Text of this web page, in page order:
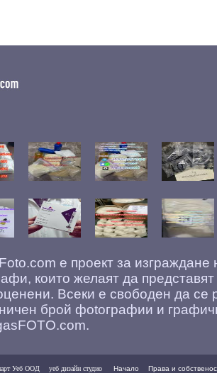
е проект за
които желаят да
Всеки е свободен да се
брой фоtографии и
Уеб ООД уеб дизайн студио Начало Права и